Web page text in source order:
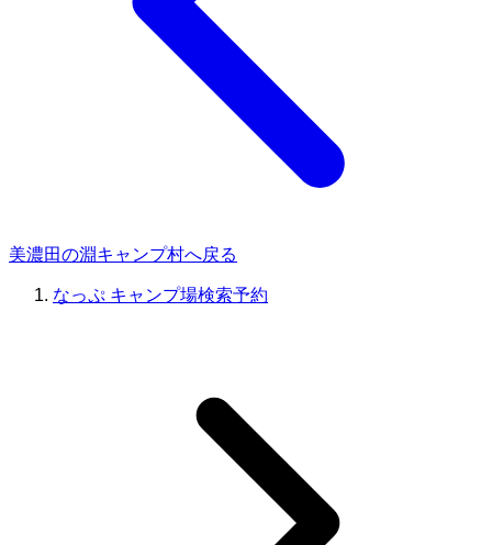
美濃田の淵キャンプ村へ戻る
なっぷ キャンプ場検索予約